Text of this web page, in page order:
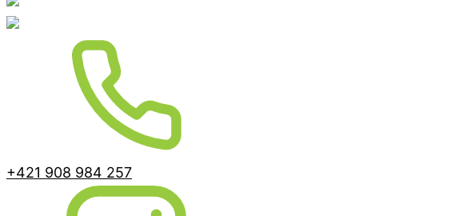
+421 908 984 257